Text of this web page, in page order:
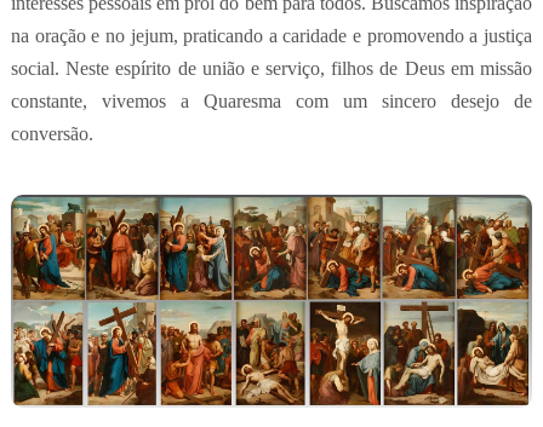
na oração e no jejum, praticando a caridade e promovendo a justiça
social. Neste espírito de união e serviço, filhos de Deus em missão
constante, vivemos a Quaresma com um sincero desejo de
conversão.